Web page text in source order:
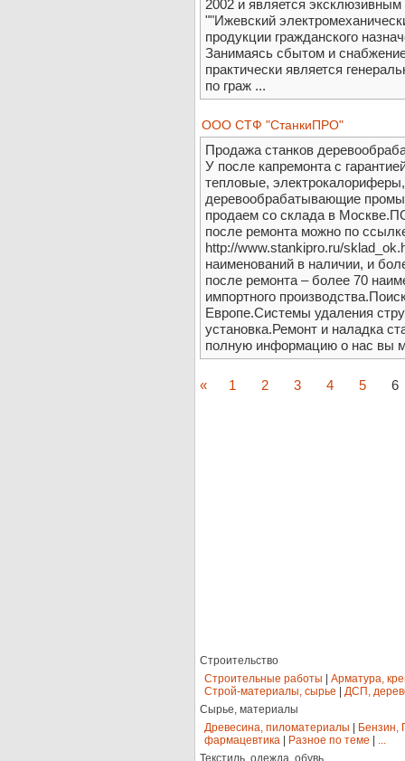
2002 и является
""Ижевский
продукции гражданского
Занимаясь сбытом и
практически является
по граж ...
ООО СТФ "СтанкиПРО"
Продажа станков
У после капремонта с
тепловые,
деревообрабатывающие
продаем со склада в
после ремонта можно по
http://www.stankipro.ru/
наименований в наличии, и
после ремонта – более 70
импортного
Европе.Системы удаления
установка.Ремонт и наладка
полную информацию о нас вы
« 1 2 3 4 5 6
Строительство
Строительные работы
Арматура,
Строй-материалы, сырье
ДСП,
Сырье, материалы
Древесина, пиломатериалы
Бензин,
фармацевтика
Разное по теме
...